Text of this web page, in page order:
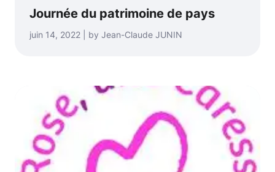
Journée du patrimoine de pays
juin 14, 2022 | by Jean-Claude JUNIN